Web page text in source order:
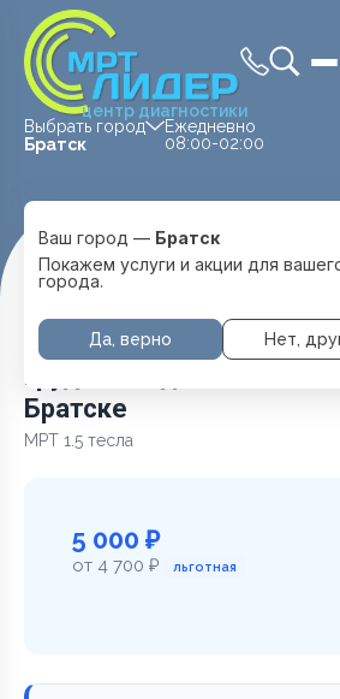
центр диагностики
Выбрать город
Братск
Ежедневно
08:00-02:00
Ваш город — Братск
Покажем услуги и акции для
города.
Да, верно Нет,
Главная Услуги и цены МРТ
Грудной отдел позвоночника
Братске
МРТ 1.5 тесла
5 000 ₽
от 4 700 ₽ льготная